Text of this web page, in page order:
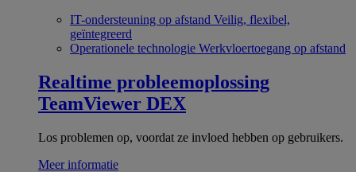
IT-ondersteuning op afstand Veilig, flexibel,
geïntegreerd
Operationele technologie Werkvloertoegang op afstand
Realtime probleemoplossing
TeamViewer DEX
Los problemen op, voordat ze invloed hebben op gebruikers.
Meer informatie